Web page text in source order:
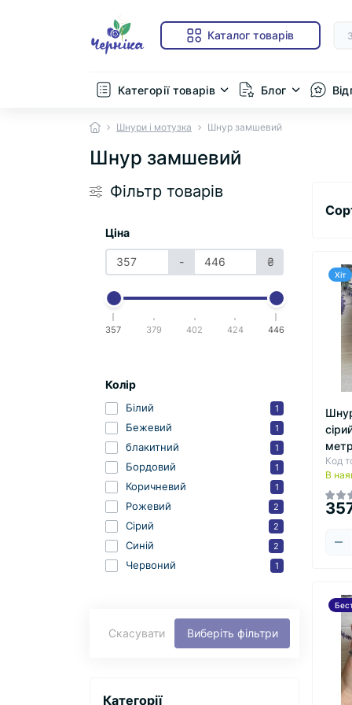
Каталог товарів
Категорії товарів Блог
Шнури і мотузка Шнур замшевий
Шнур замшевий
Фільтр товарів
Ціна
- ₴
357 379 402 424 446
Колір
Білий 1
Бежевий 1
блакитний 1
Бордовий 1
Коричневий 1
Рожевий 2
Сірий 2
Синій 2
Червоний 1
Скасувати Виберіть фільтри
Категорії
Хіт
Код
В